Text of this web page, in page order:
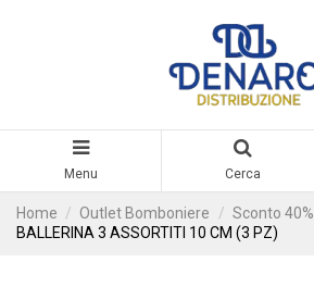
Menu Cerca
Home Outlet Bomboniere Sconto 40%
BALLERINA 3 ASSORTITI 10 CM (3 PZ)